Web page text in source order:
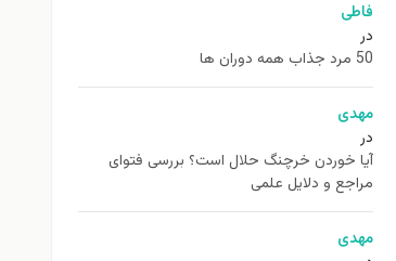
فاطی
در
50 مرد جذاب همه دوران ها
مهدی
در
آیا خوردن خرچنگ حلال است؟ بررسی فتوای
مراجع و دلایل علمی
مهدی